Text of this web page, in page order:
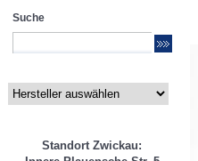
Suche
Standort Zwickau: